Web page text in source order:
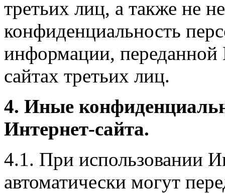
третьих лиц, а также не
конфиденциальность
информации, переданной
сайтах третьих лиц.
4. Иные
Интернет-сайта.
4.1. При использовании
автоматически могут